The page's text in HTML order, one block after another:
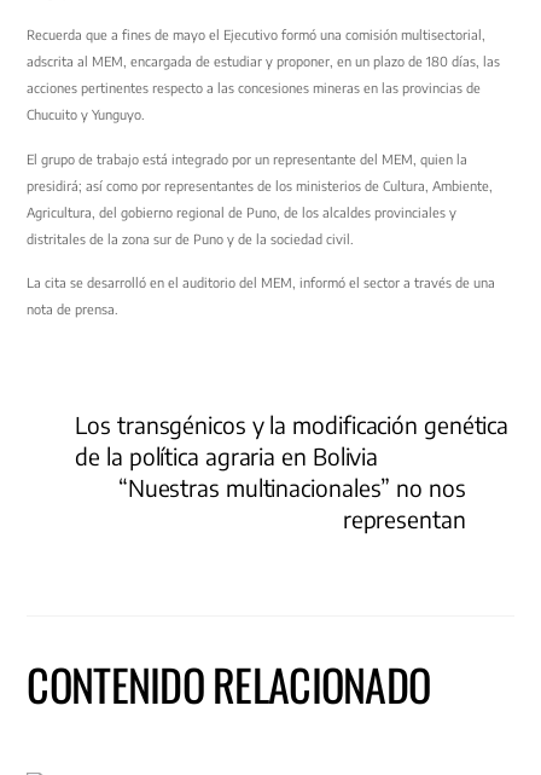
Recuerda que a fines de mayo el Ejecutivo formó una comisión multisectorial,
adscrita al MEM, encargada de estudiar y proponer, en un plazo de 180 días, las
acciones pertinentes respecto a las concesiones mineras en las provincias de
Chucuito y Yunguyo.
El grupo de trabajo está integrado por un representante del MEM, quien la
presidirá; así como por representantes de los ministerios de Cultura, Ambiente,
Agricultura, del gobierno regional de Puno, de los alcaldes provinciales y
distritales de la zona sur de Puno y de la sociedad civil.
La cita se desarrolló en el auditorio del MEM, informó el sector a través de una
nota de prensa.
Los transgénicos y la modificación genética
de la política agraria en Bolivia
“Nuestras multinacionales” no nos
representan
CONTENIDO RELACIONADO